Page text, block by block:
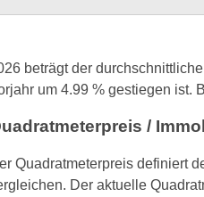
beträgt der
um 4.99 % gestiegen ist.
/
Quadratmeterpreis definiert
Der aktuelle